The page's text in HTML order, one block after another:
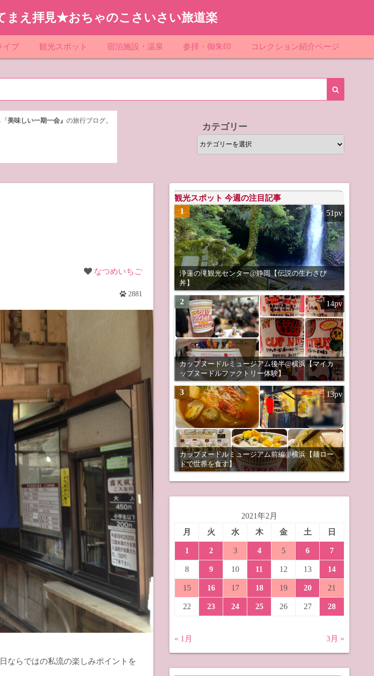
まえ拝見★おちゃのこさいさい旅道楽
イブ 観光スポット
遊び・体験
宿泊施設・温泉
スーパーホテル
シティホテル・ビジネスホテル
参拝・御朱印 コレクション紹介ページ
「東北」道の駅スタンプ一覧
美味しい一期一会』 の旅行ブログ。
カテゴリー
カ
テ
ー
なつめいちご
2881
ならではの私流の楽しみポイントを
観光スポット 今週の注目記事
1
浄蓮の滝観光センター@静岡【伝説の生わさび
丼】
51pv
2
カップヌードルミュージアム後半@横浜【マイカ
ップヌードルファクトリー体験】
14pv
3
カップヌードルミュージアム前編@横浜【麺ロー
ドで世界を食す】
13pv
2021年2月
月
火 水 木 金 土 日
1 2 3 4 5 6 7
8 9 10 11 12 13 14
15 16 17 18 19 20 21
22 23 24 25 26 27 28
« 1月 3月 »